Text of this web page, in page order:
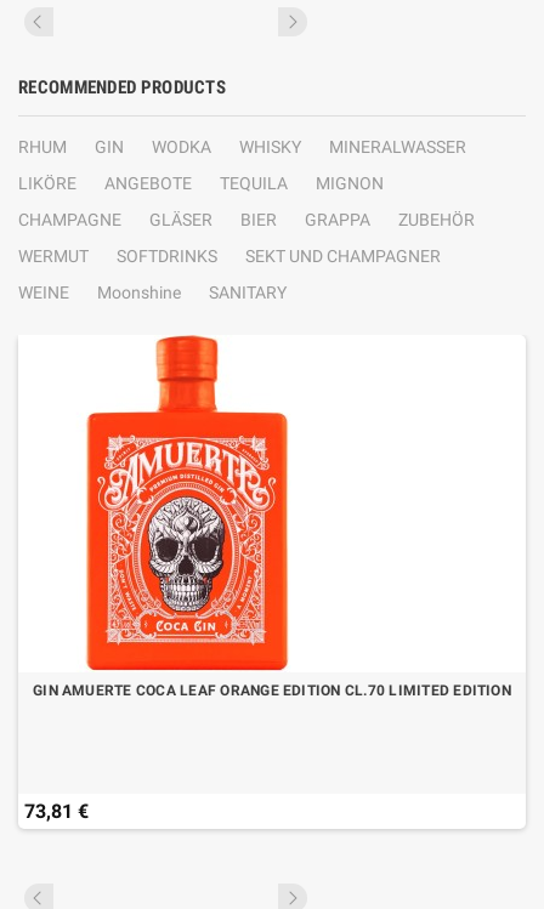
RECOMMENDED PRODUCTS
RHUM GIN WODKA WHISKY
MINERALWASSER
LIKÖRE
ANGEBOTE TEQUILA
MIGNON
CHAMPAGNE
GLÄSER BIER GRAPPA
ZUBEHÖR
WERMUT
SOFTDRINKS
SEKT UND CHAMPAGNER
WEINE
Moonshine SANITARY
GIN AMUERTE COCA LEAF ORANGE EDITION CL.70 LIMITED EDITION
73,81 €